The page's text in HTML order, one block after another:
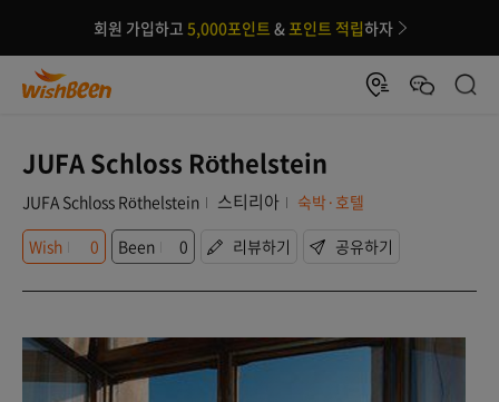
회원 가입하고 5,000포인트 &포인트 적립하자
JUFA Schloss Röthelstein
JUFA Schloss Röthelstein 스티리아
숙박·호텔
Wish
0 Been 0 리뷰하기 공유하기